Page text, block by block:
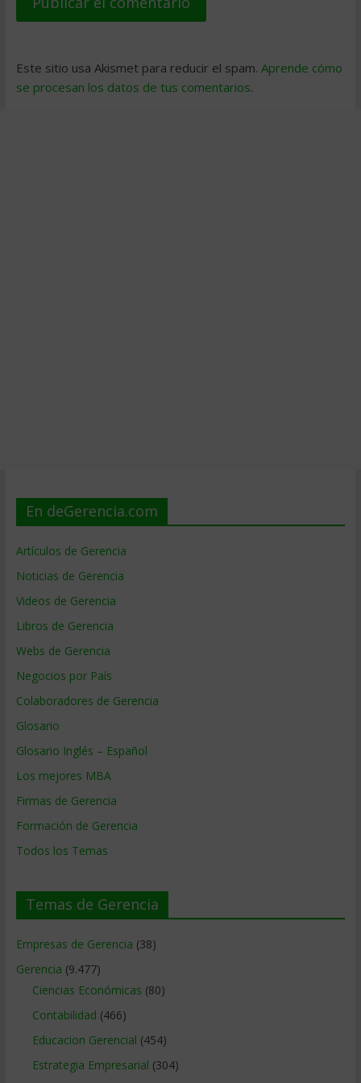
Este sitio usa Akismet para reducir el spam. Aprende cómo
se procesan los datos de tus comentarios.
En deGerencia.com
Artículos de Gerencia
Noticias de Gerencia
Videos de Gerencia
Libros de Gerencia
Webs de Gerencia
Negocios por País
Colaboradores de Gerencia
Glosario
Glosario Inglés – Español
Los mejores MBA
Firmas de Gerencia
Formación de Gerencia
Todos los Temas
Temas de Gerencia
Empresas de Gerencia (38)
Gerencia (9.477)
Ciencias Económicas (80)
Contabilidad (466)
Educacion Gerencial (454)
Estrategia Empresarial (304)